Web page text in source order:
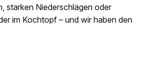
starken Niederschlägen oder
im Kochtopf – und wir haben den